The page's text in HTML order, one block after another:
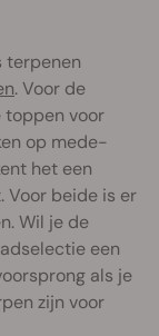
terpenen
. Voor de
toppen voor
op mede-
het een
Voor beide is er
Wil je de
een
als je
zijn voor